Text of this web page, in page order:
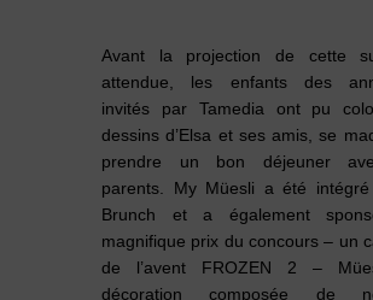
Avant la projection de cette
attendue, les enfants des
invités par Tamedia ont pu
dessins d’Elsa et ses amis, se
prendre un bon déjeuner
parents. My Müesli a été intégré
Brunch et a également
magnifique prix du concours – un
de l’avent FROZEN 2 –
décoration composée de